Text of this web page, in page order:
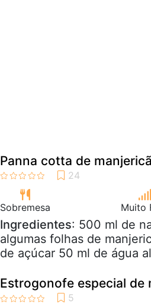
Panna cotta de
Sobremesa Muito
Ingredientes: 500 ml de
algumas folhas de
de açúcar 50 ml de água
Estrogonofe especial de